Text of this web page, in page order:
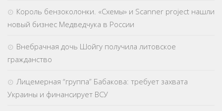
Король бензоколонки. «Схемы» и Scanner project нашли
новый бизнес Медведчука в России
Внебрачная дочь Шойгу получила литовское
гражданство
Лицемерная “группа” Бабакова: требует захвата
Украины и финансирует ВСУ